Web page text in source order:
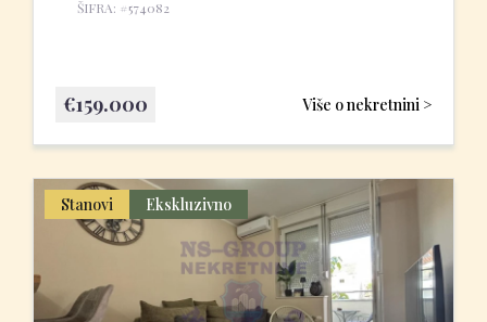
ŠIFRA: #574082
Više o nekretnini >
€159.000
Stanovi Ekskluzivno